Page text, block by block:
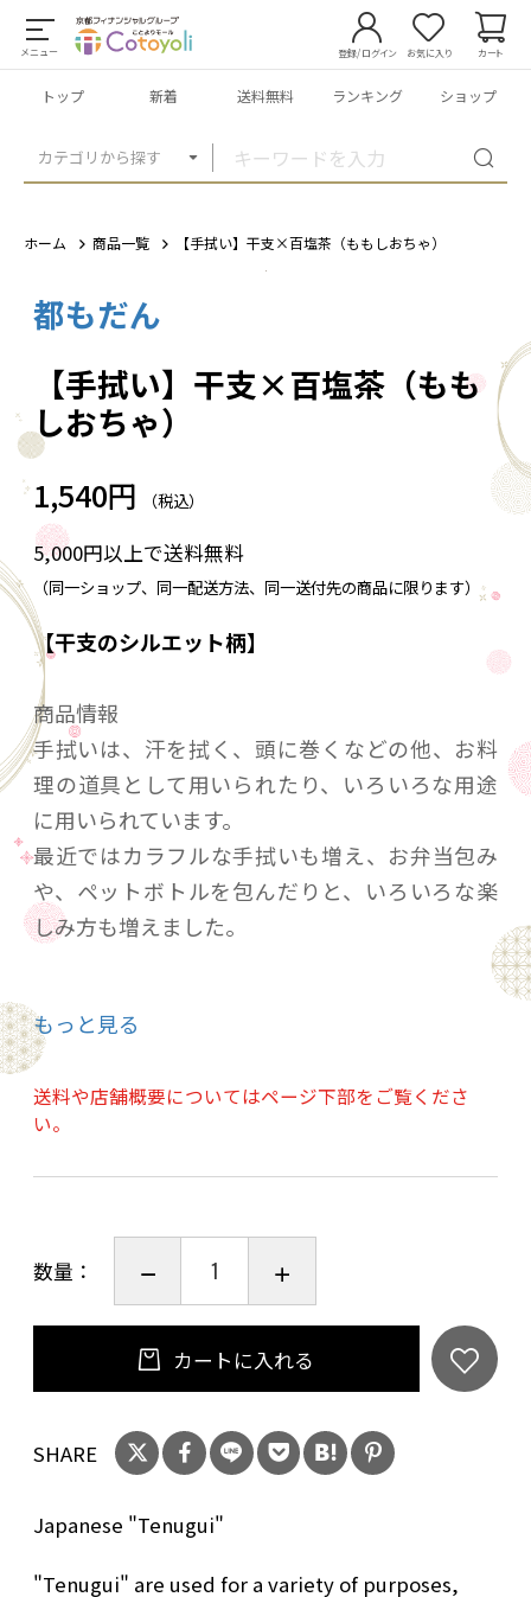
メニュー
カテゴリから探す
登録/ログイン お気に入り カート
トップ 新着 送料無料 ランキング ショップ
ホーム 商品一覧 【手拭い】干支×百塩茶（ももしおちゃ）
都もだん
【手拭い】干支×百塩茶（もも
しおちゃ）
1,540円 （税込）
5,000円以上で送料無料
（同一ショップ、同一配送方法、同一送付先の商品に限ります）
【干支のシルエット柄】
商品情報
手拭いは、汗を拭く、頭に巻くなどの他、お料
理の道具として用いられたり、いろいろな用途
に用いられています。
最近ではカラフルな手拭いも増え、お弁当包み
や、ペットボトルを包んだりと、いろいろな楽
しみ方も増えました。
られています。
手捺染とは、一色ごとに型を作り、色糊をへら
で刷り込むことによって生地に一色ずつ色を浸
透させていく製法です。そのため、染料の浸透
度合いを図る熟年の技が必要とされます。柄の
ものです。
実寸サイズ 約90cm×35cm
もっと見る
送料や店舗概要についてはページ下部をご覧くださ
い。
数量：
カートに入れる
SHARE
Japanese "Tenugui"
"Tenugui" are used for a variety of purposes,